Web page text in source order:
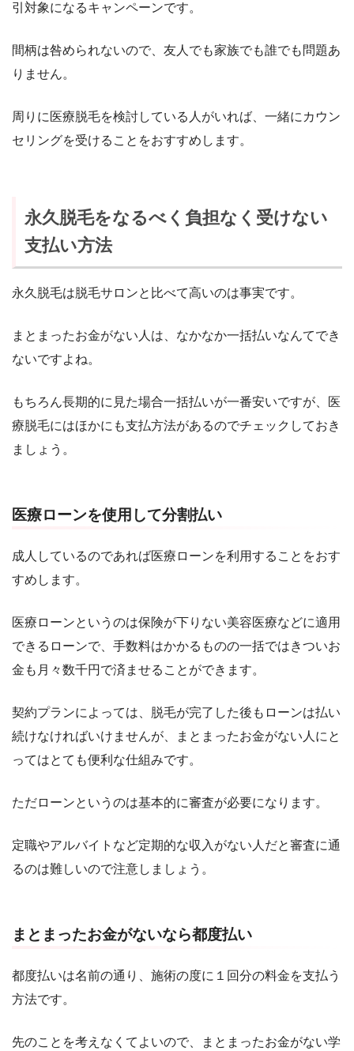
引対象になるキャンペーンです。
間柄は咎められないので、友人でも家族でも誰でも問題あ
りません。
周りに医療脱毛を検討している人がいれば、一緒にカウン
セリングを受けることをおすすめします。
永久脱毛をなるべく負担なく受けない
支払い方法
永久脱毛は脱毛サロンと比べて高いのは事実です。
まとまったお金がない人は、なかなか一括払いなんてでき
ないですよね。
もちろん長期的に見た場合一括払いが一番安いですが、医
療脱毛にはほかにも支払方法があるのでチェックしておき
ましょう。
医療ローンを使用して分割払い
成人しているのであれば医療ローンを利用することをおす
すめします。
医療ローンというのは保険が下りない美容医療などに適用
できるローンで、手数料はかかるものの一括ではきついお
金も月々数千円で済ませることができます。
契約プランによっては、脱毛が完了した後もローンは払い
続けなければいけませんが、まとまったお金がない人にと
ってはとても便利な仕組みです。
ただローンというのは基本的に審査が必要になります。
定職やアルバイトなど定期的な収入がない人だと審査に通
るのは難しいので注意しましょう。
まとまったお金がないなら都度払い
都度払いは名前の通り、施術の度に１回分の料金を支払う
方法です。
先のことを考えなくてよいので、まとまったお金がない学